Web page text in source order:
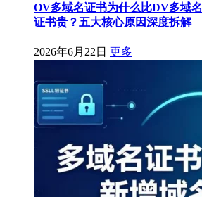
OV多域名证书为什么比DV多域名
证书贵？五大核心原因深度拆解
2026年6月22日 更多